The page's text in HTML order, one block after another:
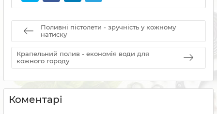
Поливні пістолети - зручність у кожному
натиску
Крапельний полив - економія води для
кожного городу
Коментарі